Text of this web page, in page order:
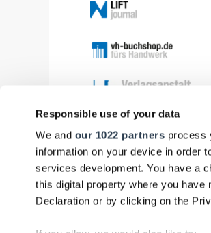
Responsible use of your data
We and our 1022 partners process
information on your device in order
services development. You have a
this digital property where you
Declaration or by clicking on the